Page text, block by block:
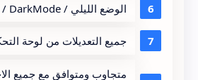
الوضع الليلي / DarkMode /
جميع التعديلات من لوحة
متجاوب ومتوافق مع جميع